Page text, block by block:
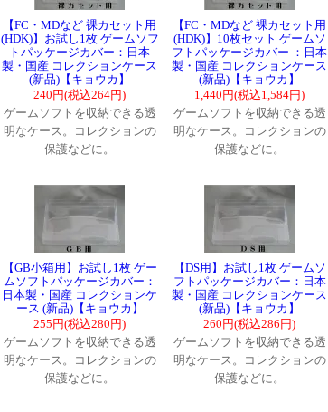
【FC・MDなど 裸カセット用
(HDK)】お試し1枚 ゲームソフ
トパッケージカバー：日本
製・国産 コレクションケース
(新品)【キョウカ】
240円(税込264円)
ゲームソフトを収納できる透
明なケース。コレクションの
保護などに。
【FC・MDなど 裸カセット用
(HDK)】10枚セット ゲームソ
フトパッケージカバー ：日本
製・国産 コレクションケース
(新品)【キョウカ】
1,440円(税込1,584円)
ゲームソフトを収納できる透
明なケース。コレクションの
保護などに。
【GB小箱用】お試し1枚 ゲー
ムソフトパッケージカバー：
日本製・国産 コレクションケ
ース (新品)【キョウカ】
255円(税込280円)
ゲームソフトを収納できる透
明なケース。コレクションの
保護などに。
【DS用】お試し1枚 ゲームソ
フトパッケージカバー：日本
製・国産 コレクションケース
(新品)【キョウカ】
260円(税込286円)
ゲームソフトを収納できる透
明なケース。コレクションの
保護などに。